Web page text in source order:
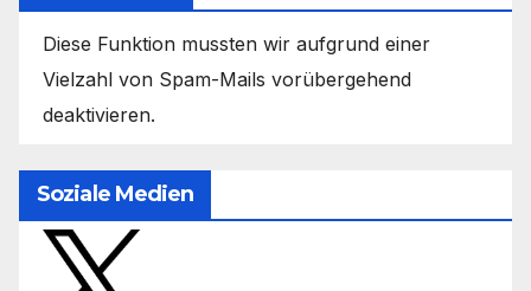
Diese Funktion mussten wir aufgrund einer
Vielzahl von Spam-Mails vorübergehend
deaktivieren.
Soziale Medien